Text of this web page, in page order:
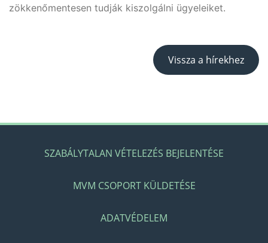
zökkenőmentesen tudják kiszolgálni ügyeleiket.
Vissza a hírekhez
SZABÁLYTALAN VÉTELEZÉS BEJELENTÉSE
MVM CSOPORT KÜLDETÉSE
ADATVÉDELEM